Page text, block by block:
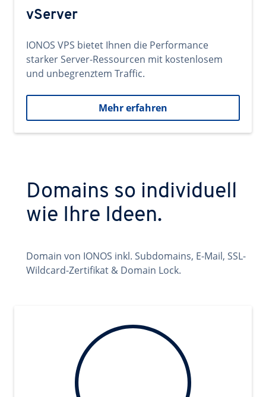
vServer
IONOS VPS bietet Ihnen die Performance
starker Server-Ressourcen mit kostenlosem
und unbegrenztem Traffic.
Mehr erfahren
Domains so individuell
wie Ihre Ideen.
Domain von IONOS inkl. Subdomains, E-Mail, SSL-
Wildcard-Zertifikat & Domain Lock.